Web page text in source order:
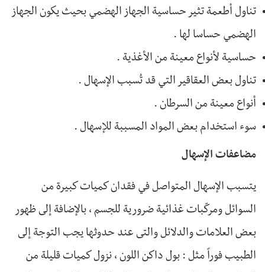
تناول أطعمة تثير حساسية الجهاز الهضمي بحيث يكون الجهاز
الهضمي حساسا لها .
حساسية لأنواع معينة من الأغذية .
تناول بعض العقاقير التي قد تُسبب الإسهال .
أنواع معينة من السرطان .
سوء استخدام بعض المواد المسببة للإسهال .
مضاعفات الإسهال
يتسبب الإسهال المتواصل في فقدان كميات كبيرة من
السوائل ومركّبات غذائية ضرورية للجسم ، بالإضافة إلى ظهور
بعض العلامات والدلائل والتى عند حدوثها يجب التوجة إلى
الطبيب فوراً مثل : بول داكن اللون ، نزول كميات قليلة من